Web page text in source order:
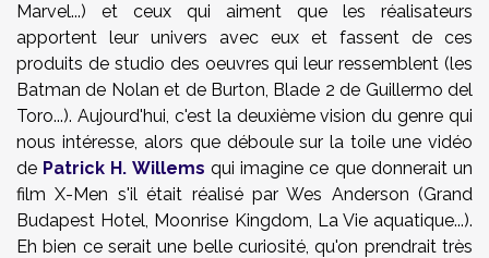
Marvel...) et ceux qui aiment que les réalisateurs
apportent leur univers avec eux et fassent de ces
produits de studio des oeuvres qui leur ressemblent (les
Batman de Nolan et de Burton, Blade 2 de Guillermo del
Toro...). Aujourd'hui, c'est la deuxième vision du genre qui
nous intéresse, alors que déboule sur la toile une vidéo
de Patrick H. Willems qui imagine ce que donnerait un
film X-Men s'il était réalisé par Wes Anderson (Grand
Budapest Hotel, Moonrise Kingdom, La Vie aquatique...).
Eh bien ce serait une belle curiosité, qu'on prendrait très